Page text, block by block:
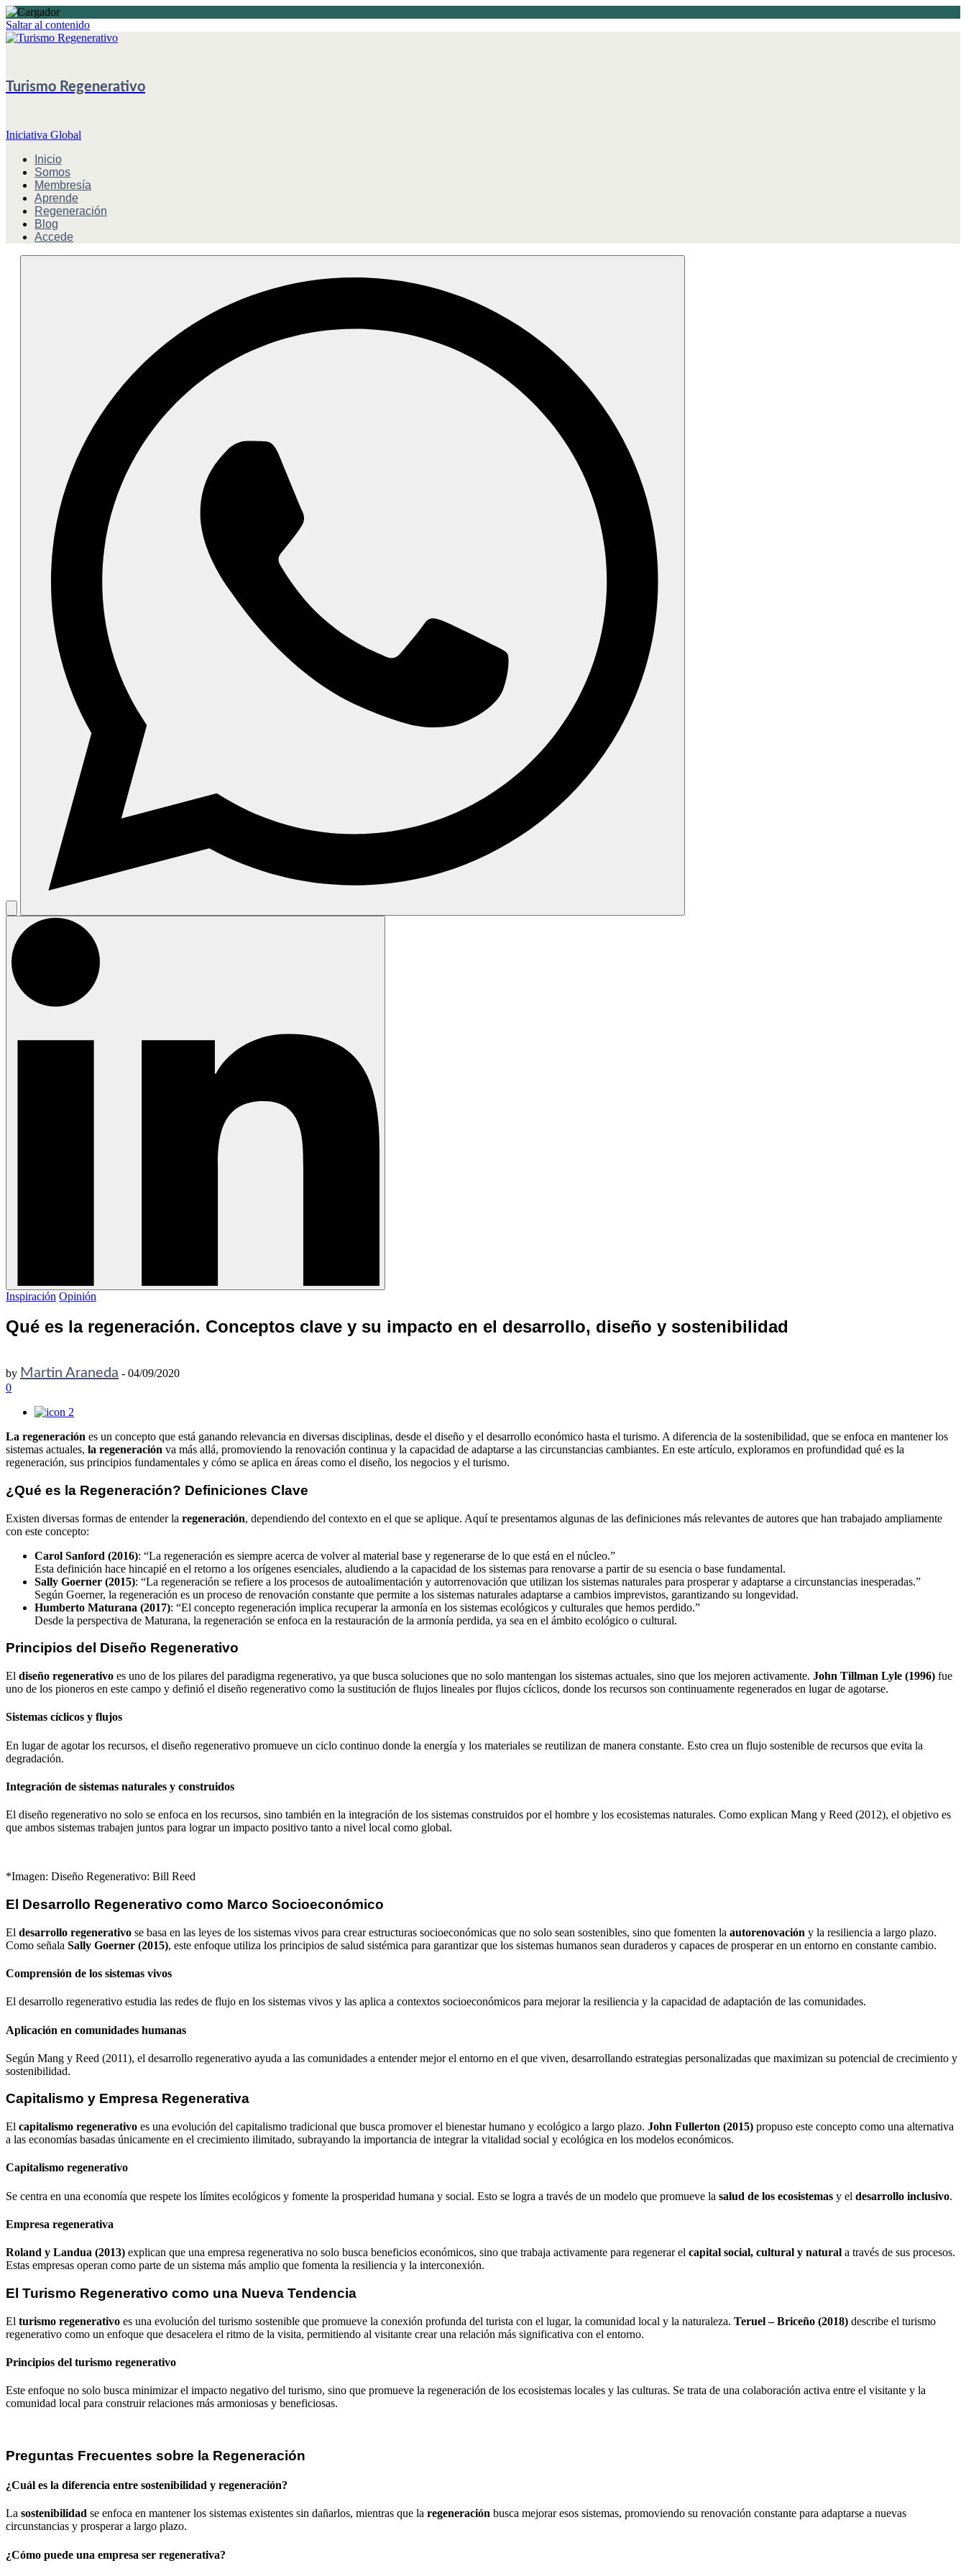
Saltar al contenido
Turismo Regenerativo
Iniciativa Global
Inicio
Somos
Membresía
Aprende
Regeneración
Blog
Accede
Inspiración Opinión
Qué es la regeneración. Conceptos clave y su impacto en el desarrollo, diseño y sostenibilidad
by Martin Araneda - 04/09/2020
0
2
La regeneración es un concepto que está ganando relevancia en diversas disciplinas, desde el diseño y el desarrollo económico hasta el turismo. A diferencia de la sostenibilidad, que se enfoca en mantener los
sistemas actuales, la regeneración va más allá, promoviendo la renovación continua y la capacidad de adaptarse a las circunstancias cambiantes. En este artículo, exploramos en profundidad qué es la
regeneración, sus principios fundamentales y cómo se aplica en áreas como el diseño, los negocios y el turismo.
¿Qué es la Regeneración? Definiciones Clave
Existen diversas formas de entender la regeneración, dependiendo del contexto en el que se aplique. Aquí te presentamos algunas de las definiciones más relevantes de autores que han trabajado ampliamente
con este concepto:
Carol Sanford (2016): “La regeneración es siempre acerca de volver al material base y regenerarse de lo que está en el núcleo.”
Esta definición hace hincapié en el retorno a los orígenes esenciales, aludiendo a la capacidad de los sistemas para renovarse a partir de su esencia o base fundamental.
Sally Goerner (2015): “La regeneración se refiere a los procesos de autoalimentación y autorrenovación que utilizan los sistemas naturales para prosperar y adaptarse a circunstancias inesperadas.”
Según Goerner, la regeneración es un proceso de renovación constante que permite a los sistemas naturales adaptarse a cambios imprevistos, garantizando su longevidad.
Humberto Maturana (2017): “El concepto regeneración implica recuperar la armonía en los sistemas ecológicos y culturales que hemos perdido.”
Desde la perspectiva de Maturana, la regeneración se enfoca en la restauración de la armonía perdida, ya sea en el ámbito ecológico o cultural.
Principios del Diseño Regenerativo
El diseño regenerativo es uno de los pilares del paradigma regenerativo, ya que busca soluciones que no solo mantengan los sistemas actuales, sino que los mejoren activamente. John Tillman Lyle (1996) fue
uno de los pioneros en este campo y definió el diseño regenerativo como la sustitución de flujos lineales por flujos cíclicos, donde los recursos son continuamente regenerados en lugar de agotarse.
Sistemas cíclicos y flujos
En lugar de agotar los recursos, el diseño regenerativo promueve un ciclo continuo donde la energía y los materiales se reutilizan de manera constante. Esto crea un flujo sostenible de recursos que evita la
degradación.
Integración de sistemas naturales y construidos
El diseño regenerativo no solo se enfoca en los recursos, sino también en la integración de los sistemas construidos por el hombre y los ecosistemas naturales. Como explican Mang y Reed (2012), el objetivo es
que ambos sistemas trabajen juntos para lograr un impacto positivo tanto a nivel local como global.
*Imagen: Diseño Regenerativo: Bill Reed
El Desarrollo Regenerativo como Marco Socioeconómico
El desarrollo regenerativo se basa en las leyes de los sistemas vivos para crear estructuras socioeconómicas que no solo sean sostenibles, sino que fomenten la autorenovación y la resiliencia a largo plazo.
Como señala Sally Goerner (2015), este enfoque utiliza los principios de salud sistémica para garantizar que los sistemas humanos sean duraderos y capaces de prosperar en un entorno en constante cambio.
Comprensión de los sistemas vivos
El desarrollo regenerativo estudia las redes de flujo en los sistemas vivos y las aplica a contextos socioeconómicos para mejorar la resiliencia y la capacidad de adaptación de las comunidades.
Aplicación en comunidades humanas
Según Mang y Reed (2011), el desarrollo regenerativo ayuda a las comunidades a entender mejor el entorno en el que viven, desarrollando estrategias personalizadas que maximizan su potencial de crecimiento y
sostenibilidad.
Capitalismo y Empresa Regenerativa
El capitalismo regenerativo es una evolución del capitalismo tradicional que busca promover el bienestar humano y ecológico a largo plazo. John Fullerton (2015) propuso este concepto como una alternativa
a las economías basadas únicamente en el crecimiento ilimitado, subrayando la importancia de integrar la vitalidad social y ecológica en los modelos económicos.
Capitalismo regenerativo
Se centra en una economía que respete los límites ecológicos y fomente la prosperidad humana y social. Esto se logra a través de un modelo que promueve la salud de los ecosistemas y el desarrollo inclusivo.
Empresa regenerativa
Roland y Landua (2013) explican que una empresa regenerativa no solo busca beneficios económicos, sino que trabaja activamente para regenerar el capital social, cultural y natural a través de sus procesos.
Estas empresas operan como parte de un sistema más amplio que fomenta la resiliencia y la interconexión.
El Turismo Regenerativo como una Nueva Tendencia
El turismo regenerativo es una evolución del turismo sostenible que promueve la conexión profunda del turista con el lugar, la comunidad local y la naturaleza. Teruel – Briceño (2018) describe el turismo
regenerativo como un enfoque que desacelera el ritmo de la visita, permitiendo al visitante crear una relación más significativa con el entorno.
Principios del turismo regenerativo
Este enfoque no solo busca minimizar el impacto negativo del turismo, sino que promueve la regeneración de los ecosistemas locales y las culturas. Se trata de una colaboración activa entre el visitante y la
comunidad local para construir relaciones más armoniosas y beneficiosas.
Preguntas Frecuentes sobre la Regeneración
¿Cuál es la diferencia entre sostenibilidad y regeneración?
La sostenibilidad se enfoca en mantener los sistemas existentes sin dañarlos, mientras que la regeneración busca mejorar esos sistemas, promoviendo su renovación constante para adaptarse a nuevas
circunstancias y prosperar a largo plazo.
¿Cómo puede una empresa ser regenerativa?